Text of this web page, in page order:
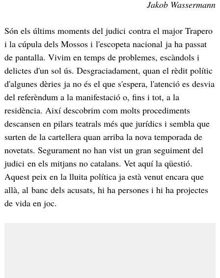
Jakob Wassermann
Són els últims moments del judici contra el major Trapero
i la cúpula dels Mossos i l'escopeta nacional ja ha passat
de pantalla. Vivim en temps de problemes, escàndols i
delictes d'un sol ús. Desgraciadament, quan el rèdit polític
d'algunes dèries ja no és el que s'espera, l'atenció es desvia
del referèndum a la manifestació o, fins i tot, a la
residència. Així descobrim com molts procediments
descansen en pilars teatrals més que jurídics i sembla que
surten de la cartellera quan arriba la nova temporada de
novetats. Segurament no han vist un gran seguiment del
judici en els mitjans no catalans. Vet aquí la qüestió.
Aquest peix en la lluita política ja està venut encara que
allà, al banc dels acusats, hi ha persones i hi ha projectes
de vida en joc.